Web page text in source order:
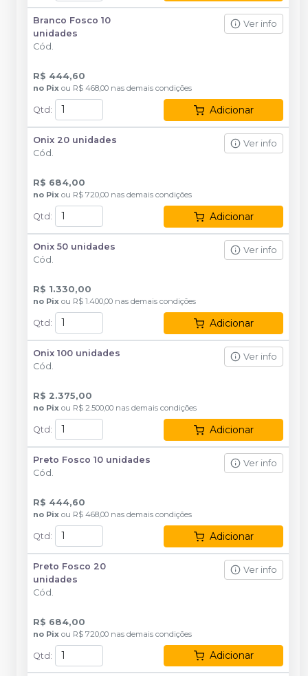
Branco Fosco 10
unidades
Cód.
Ver info
R$ 444,60
no Pix ou R$ 468,00 nas demais condições
Qtd : Adicionar
Onix 20 unidades
Cód.
Ver info
R$ 684,00
no Pix ou R$ 720,00 nas demais condições
Qtd : Adicionar
Onix 50 unidades
Cód.
Ver info
R$ 1.330,00
no Pix ou R$ 1.400,00 nas demais condições
Qtd : Adicionar
Onix 100 unidades
Cód.
Ver info
R$ 2.375,00
no Pix ou R$ 2.500,00 nas demais condições
Qtd : Adicionar
Preto Fosco 10 unidades
Cód.
Ver info
R$ 444,60
no Pix ou R$ 468,00 nas demais condições
Qtd : Adicionar
Preto Fosco 20
unidades
Cód.
Ver info
R$ 684,00
no Pix ou R$ 720,00 nas demais condições
Qtd: Adicionar